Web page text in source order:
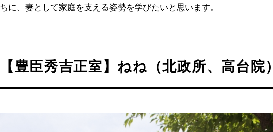
ちに、妻として家庭を支える姿勢を学びたいと思います。
【豊臣秀吉正室】ねね（北政所、高台院）